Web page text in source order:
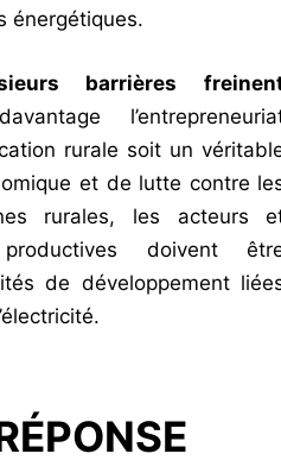
énergétiques.
barrières
rurale soit un
et de lutte contre
rurales, les acteurs
doivent
de développement